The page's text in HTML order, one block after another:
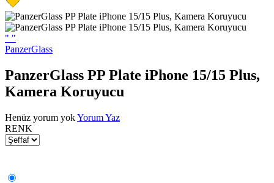
" "
PanzerGlass
PanzerGlass PP Plate iPhone 15/15 Plus,
Kamera Koruyucu
Henüz yorum yokYorum Yaz
RENK